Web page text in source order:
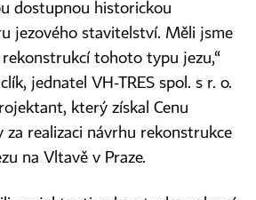
dostupnou historickou
jezového stavitelství. Měli jsme
tohoto typu jezu,“
jednatel VH‑TRES spol. s r. o.
který získal Cenu
za realizaci návrhu rekonstrukce
na Vltavě v Praze.